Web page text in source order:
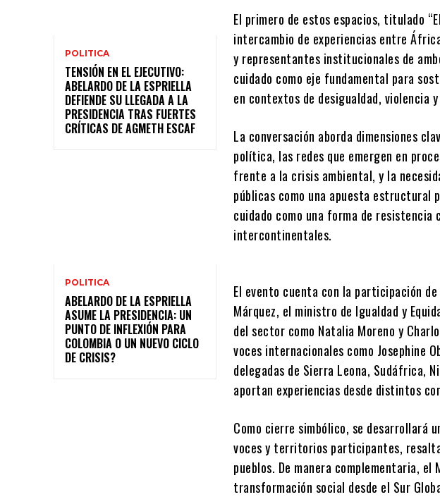
POLITICA
TENSIÓN EN EL EJECUTIVO:
ABELARDO DE LA ESPRIELLA
DEFIENDE SU LLEGADA A LA
PRESIDENCIA TRAS FUERTES
CRÍTICAS DE AGMETH ESCAF
POLITICA
ABELARDO DE LA ESPRIELLA
ASUME LA PRESIDENCIA: UN
PUNTO DE INFLEXIÓN PARA
COLOMBIA O UN NUEVO CICLO
DE CRISIS?
El primero de estos espacios, titulado
intercambio de experiencias entre
y representantes institucionales de
cuidado como eje fundamental para
en contextos de desigualdad, violencia
La conversación aborda dimensiones
política, las redes que emergen en
frente a la crisis ambiental, y la
públicas como una apuesta estructural
cuidado como una forma de
intercontinentales.
El evento cuenta con la participación
Márquez, el ministro de Igualdad y
del sector como Natalia Moreno y
voces internacionales como Josephine
delegadas de Sierra Leona, Sudáfrica,
aportan experiencias desde distintos
Como cierre simbólico, se desarrollará
voces y territorios participantes,
pueblos. De manera complementaria,
transformación social desde el Sur